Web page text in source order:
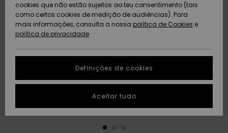
Artigos
recém-
chegados
Coleções
Artigos
recém-
chegados
Highlights
Community
AJUDA
Protecção de
dados
Guia de
tamanhos
conversa para
obteres a
resposta mais
rápida à tua
SUSTAINABILITY
PRESENTE
cookies que não estão sujeitos ao teu consentimento (tais
como certos cookies de medição de audiências). Para
mais informações, consulta a nossa política de Cookies e
política de privacidade
Definições de cookies
Aceitar tudo